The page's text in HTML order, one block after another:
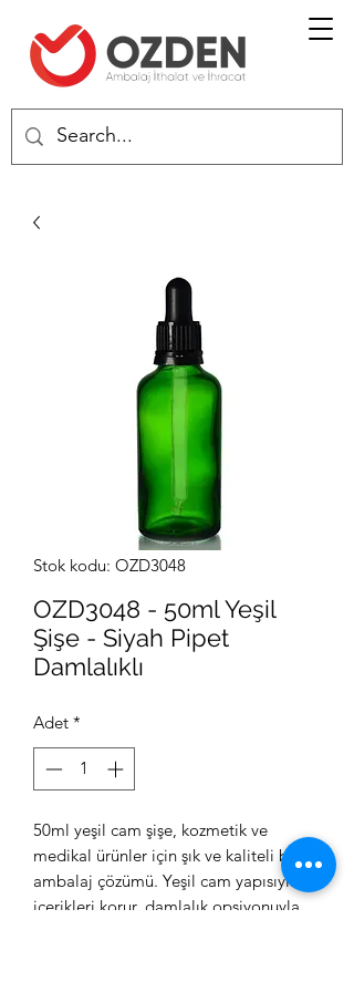
Stok kodu: OZD3048
OZD3048 - 50ml Yeşil
Şişe - Siyah Pipet
Damlalıklı
Adet *
50ml yeşil cam şişe, kozmetik ve
medikal ürünler için şık ve kaliteli bir
ambalaj çözümü. Yeşil cam yapısıyla
içerikleri korur, damlalık opsiyonuyla